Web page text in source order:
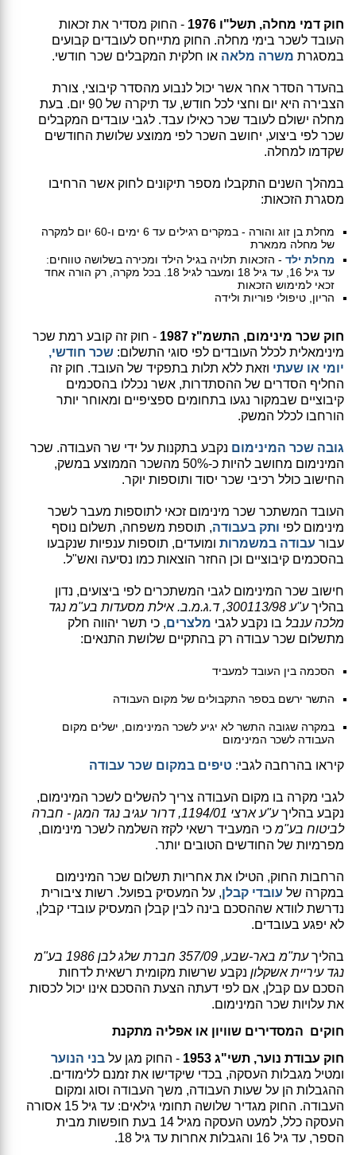
חוק דמי מחלה, תשל"ו 1976
- החוק מסדיר את זכאות
העובד לשכר בימי מחלה. החוק מתייחס לעובדים קבועים
במסגרת משרה מלאה או חלקית המקבלים שכר חודשי.
בהעדר הסדר אחר אשר יכול לנבוע מהסדר קיבוצי, צורת
הצבירה היא יום וחצי לכל חודש, עד תיקרה של 90 יום. בעת
מחלה ישולם לעובד שכר כאילו עבד. לגבי עובדים המקבלים
שכר לפי ביצוע, יחושב השכר לפי ממוצע שלושת החודשים
שקדמו למחלה.
במהלך השנים התקבלו מספר תיקונים לחוק אשר הרחיבו
מסגרת הזכאות:
מחלת בן זוג והורה - במקרים רגילים עד 6 ימים ו-60 יום למקרה
של מחלה ממארת
מחלת ילד - הזכאות תלויה בגיל הילד ומכירה בשלושה טווחים:
עד גיל 16, עד גיל 18 ומעבר לגיל 18. בכל מקרה, רק הורה אחד
זכאי למימוש הזכאות
הריון, טיפולי פוריות ולידה
חוק שכר מינימום, התשמ"ז 1987
- חוק זה קובע רמת שכר
מינימאלית לכלל העובדים לפי סוגי התשלום: שכר חודשי,
יומי או שעתי וזאת ללא תלות בתפקיד של העובד. חוק זה
החליף הסדרים של ההסתדרות, אשר נכללו בהסכמים
קיבוציים שבמקור נגעו בתחומים ספציפיים ומאוחר יותר
הורחבו לכלל המשק.
גובה שכר המינימום נקבע בתקנות על ידי שר העבודה. שכר
המינימום מחושב להיות כ-50% מהשכר הממוצע במשק,
החישוב כולל רכיבי שכר יסוד ותוספות יוקר.
העובד המשתכר שכר מינימום זכאי לתוספות מעבר לשכר
מינימום לפי ותק בעבודה, תוספת משפחה, תשלום נוסף
עבור עבודה במשמרות ומועדים, תוספות ענפיות שנקבעו
בהסכמים קיבוציים וכן החזר הוצאות כמו נסיעה ואש"ל.
חישוב שכר המינימום לגבי המשתכרים לפי ביצועים, נדון
בהליך
ע"ע 300113/98, ד.ג.מ.ב. אילת מסעדות בע"מ נגד
מלכה ענבל בו נקבע לגבי מלצרים, כי תשר יהווה חלק
מתשלום שכר עבודה רק בהתקיים שלושת התנאים:
הסכמה בין העובד למעביד
התשר ירשם בספר התקבולים של מקום העבודה
במקרה שגובה התשר לא יגיע לשכר המינימום, ישלים מקום
העבודה לשכר המינימום
קיראו בהרחבה לגבי: טיפים במקום שכר עבודה
לגבי מקרה בו מקום העבודה צריך להשלים לשכר המינימום,
נקבע בהליך
ע"ע ארצי 1194/01, דרור עגיב נגד המגן - חברה
לביטוח בע"מ כי המעביד רשאי לקזז השלמה לשכר מינימום,
מפרמיות של החודשים הטובים יותר.
הרחבות החוק, הטילו את אחריות תשלום שכר המינימום
במקרה של עובדי קבלן, על המעסיק בפועל. רשות ציבורית
נדרשת לוודא שההסכם בינה לבין קבלן המעסיק עובדי קבלן,
לא יפגע בעובדים.
בהליך
עת"מ באר-שבע, 357/09 חברת שלג לבן 1986 בע"מ
נגד עיריית אשקלון נקבע שרשות מקומית רשאית לדחות
הסכם עם קבלן, אם לפי דעתה הצעת ההסכם אינו יכול לכסות
את עלויות שכר המינימום.
חוקים המסדירים שוויון או אפליה מתקנת
חוק עבודת נוער, תשי"ג 1953
- החוק מגן על בני הנוער
ומטיל מגבלות העסקה, בכדי שיקדישו את זמנם ללימודים.
ההגבלות הן על שעות העבודה, משך העבודה וסוג ומקום
העבודה. החוק מגדיר שלושה תחומי גילאים: עד גיל 15 אסורה
העסקה כלל, למעט העסקה מגיל 14 בעת חופשות מבית
הספר, עד גיל 16 והגבלות אחרות עד גיל 18.